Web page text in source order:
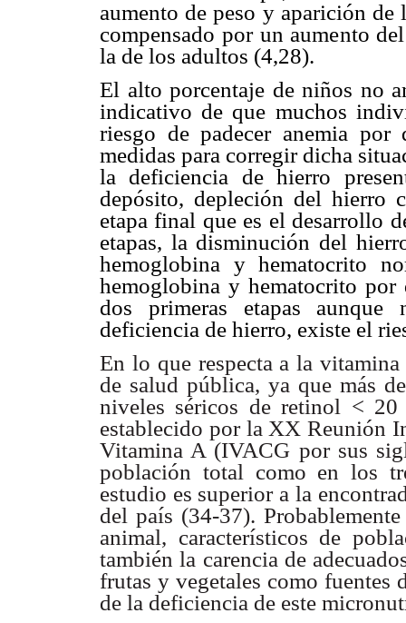
aumento de peso y aparición de
compensado por un aumento
la de los adultos (4,28).
El alto porcentaje de niños no
indicativo de que muchos
riesgo de padecer anemia
medidas para corregir dicha
la deficiencia de hierro
depósito, depleción del hierro
etapa final que es el desarrollo
etapas, la disminución del
hemoglobina y hematocrito
hemoglobina y hematocrito
dos primeras etapas
deficiencia de hierro, existe el
En lo que respecta a la
de salud pública, ya que más
niveles séricos de retinol < 20
establecido por la XX Reunión
Vitamina A (IVACG por sus
población total como en los
estudio es superior a la
del país (34-37).
animal, característicos de
también la carencia de
frutas y vegetales como fuentes
de la deficiencia de este